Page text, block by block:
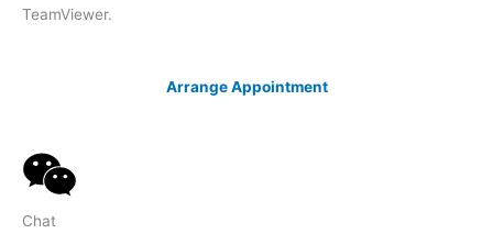
TeamViewer.
Arrange Appointment
Chat